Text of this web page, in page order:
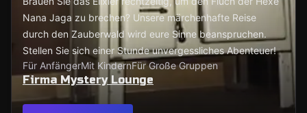
Nana Jaga zu brechen? Unsere märchenhafte Reise
durch den Zauberwald wird eure Sinne beanspruchen.
Stellen Sie sich einer Stunde unvergessliches Abenteuer!
Für AnfängerMit KindernFür Große Gruppen
Firma Mystery Lounge